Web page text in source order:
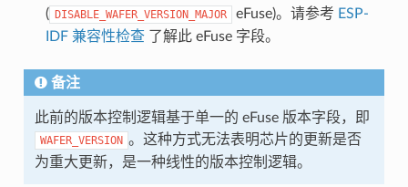
( DISABLE_WAFER_VERSION_MAJOR eFuse)。请参考 ESP-
IDF 兼容性检查了解此 eFuse 字段。
备注
此前的版本控制逻辑基于单一的 eFuse 版本字段，即
WAFER_VERSION 。这种方式无法表明芯片的更新是否
为重大更新，是一种线性的版本控制逻辑。